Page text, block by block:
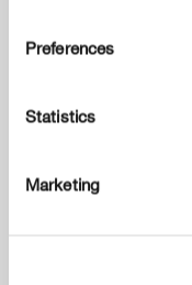
Preferences
Statistics
Marketing